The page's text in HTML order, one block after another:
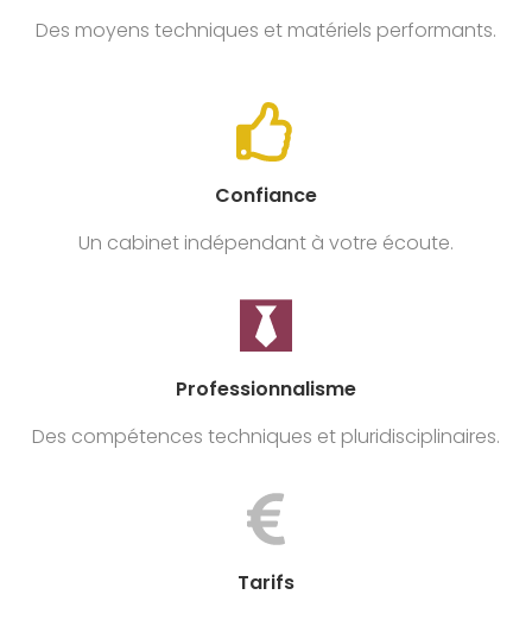
Des moyens techniques et matériels performants.
Confiance
Un cabinet indépendant à votre écoute.
Professionnalisme
Des compétences techniques et pluridisciplinaires.
Tarifs